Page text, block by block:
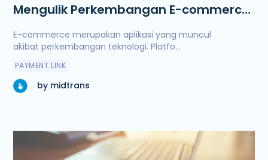
Mengulik Perkembangan E-commerce
di Indonesia
E-commerce merupakan aplikasi yang muncul
akibat perkembangan teknologi. Platfo...
PAYMENT LINK
by midtrans